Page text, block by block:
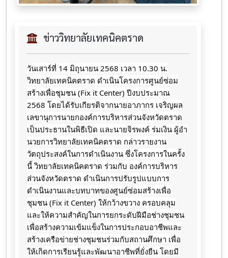
ข่าววิทยาลัยเทคนิคตราด
วันเสาร์​ที่​ 14 มิถุนายน​ 2568 เวลา 10.30 น.
วิทยาลัยเทคนิคตราด ดำเนินโครงการศูนย์ซ่อม
สร้างเพื่อชุมชน (Fix it Center) ปีงบประมาณ
2568 โดยได้รับเกียรติจากนายอาภากร​ เจริญ​ผล
เลขานุการนายกองค์การบริหารส่วนจังหวัดตราด
เป็นประธานในพิธีเปิด และนายจิ​รพ​งค์​ ร​่​มเงิน​ ผู้​อำ​
นวยการ​วิทยาลัย​เทคนิค​ตราด กล่าวรายงาน
วัตถุประสงค์ในการดำเนินงาน ซึ่งโครงการในครั้ง
นี้ วิทยาลัยเทคนิคตราด ร่วมกับ องค์การบริหาร
ส่วนจังหวัดตราด ดำเนินการปรับรูปแบบการ
ดำเนินงานและบทบาทของศูนย์ซ่อมสร้างเพื่อ
ชุมชน (Fix it Center) ให้กว้างขวาง ครอบคลุม
และให้ความสำคัญในการยกระดับฝีมือช่างชุมชน
เพื่อสร้างความเข้มแข็งในการประกอบอาชีพและ
สร้างเครือข่ายช่างชุมชนร่วมกับสถานศึกษา เพื่อ
ให้เกิดการเรียนรู้และพัฒนาอาชีพที่ยั่งยืน โดยมี